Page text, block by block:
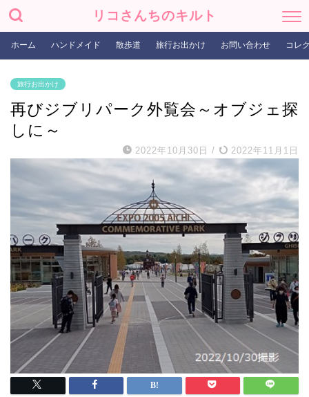
リコさんちのキルト
ホーム ハンドメイド 散歩道 旅行お出かけ お問い合わせ コレ
旅行お出かけ
再びジブリパーク外覧会～オブジェ探
しに～
2022年10月30日 / 2022年11月1日